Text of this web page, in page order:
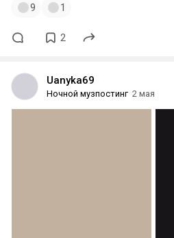
9 1
2
Uanyka69
Ночной музпостинг 2 мая